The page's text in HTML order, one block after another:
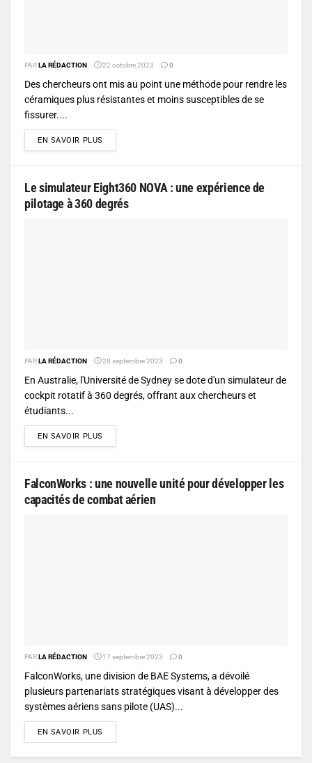
PARLA RÉDACTION 22 octobre 2023 0
Des chercheurs ont mis au point une méthode pour rendre les
céramiques plus résistantes et moins susceptibles de se
fissurer....
EN SAVOIR PLUS
Le simulateur Eight360 NOVA : une expérience de
pilotage à 360 degrés
PARLA RÉDACTION 28 septembre 2023 0
En Australie, l'Université de Sydney se dote d'un simulateur de
cockpit rotatif à 360 degrés, offrant aux chercheurs et
étudiants...
EN SAVOIR PLUS
FalconWorks : une nouvelle unité pour développer les
capacités de combat aérien
PARLA RÉDACTION 17 septembre 2023 0
FalconWorks, une division de BAE Systems, a dévoilé
plusieurs partenariats stratégiques visant à développer des
systèmes aériens sans pilote (UAS)...
EN SAVOIR PLUS